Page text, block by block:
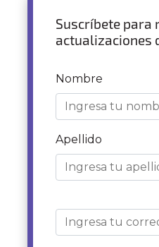
Suscríbete para
actualizaciones
Nombre
Apellido